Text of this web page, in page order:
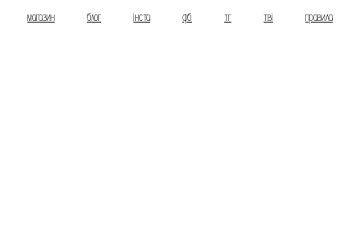
магазин блог інста фб тг тві правила